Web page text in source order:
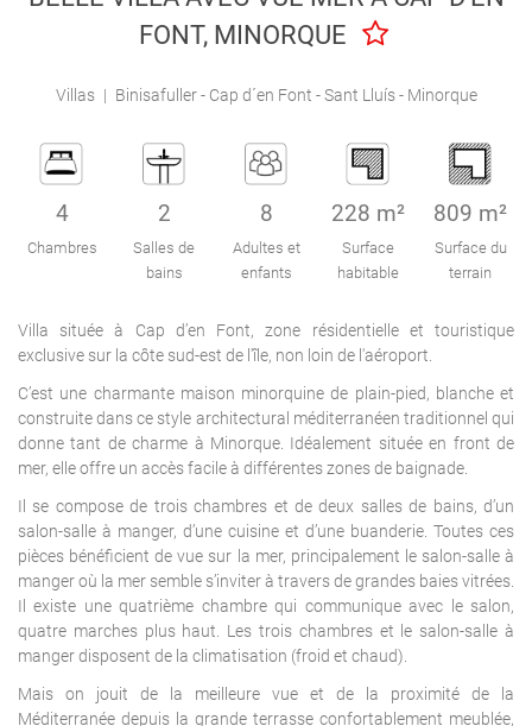
Engel & Völkers Holiday Villas
Attention au client
FONT, MINORQUE
Villas | Binisafuller - Cap d´en Font - Sant Lluís - Minorque
4
Chambres
2
Salles de
bains
8
Adultes et
enfants
228 m²
Surface
habitable
809 m²
Surface du
terrain
Villa située à Cap d’en Font, zone résidentielle et touristique
exclusive sur la côte sud-est de l'île, non loin de l'aéroport.
C’est une charmante maison minorquine de plain-pied, blanche et
construite dans ce style architectural méditerranéen traditionnel qui
donne tant de charme à Minorque. Idéalement située en front de
mer, elle offre un accès facile à différentes zones de baignade.
Il se compose de trois chambres et de deux salles de bains, d’un
salon-salle à manger, d’une cuisine et d’une buanderie. Toutes ces
pièces bénéficient de vue sur la mer, principalement le salon-salle à
manger où la mer semble s’inviter à travers de grandes baies vitrées.
Il existe une quatrième chambre qui communique avec le salon,
quatre marches plus haut. Les trois chambres et le salon-salle à
manger disposent de la climatisation (froid et chaud).
Mais on jouit de la meilleure vue et de la proximité de la
Méditerranée depuis la grande terrasse confortablement meublée,